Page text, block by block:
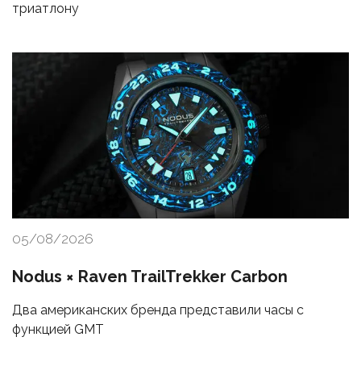
триатлону
05/08/2026
Nodus × Raven TrailTrekker Carbon
Два американских бренда представили часы с
функцией GMT